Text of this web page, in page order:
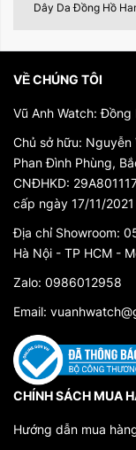
hiện vào thế
19. Chúng
làm từ da
đó, công
dụng da bò
dạng về chất
III. Đa Dạng Kiểu
Dây đồng hồ da đã
dạng cho người sử
trọng:
Chất liệu:
loại da khác
đến một vẻ
Dây Da Đồng Hồ
VỀ CHÚNG TÔI
Vũ Anh Watch:
Chủ sở hữu:
Phan Đình Phùng,
CNĐHKD:
cấp ngày 17/11/2021
Địa chỉ Showroom:
Hà Nội - TP HCM -
Zalo: 0986012958
Email:
CHÍNH SÁCH MUA
Hướng dẫn mua